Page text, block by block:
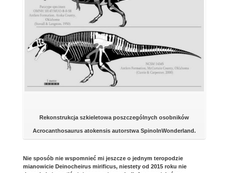
Rekonstrukcja szkieletowa poszczególnych osobników
Acrocanthosaurus atokensis autorstwa SpinoInWonderland.
Nie sposób nie wspomnieć mi jeszcze o jednym teropodzie
mianowicie Deinocheirus mirificus, niestety od 2015 roku nie